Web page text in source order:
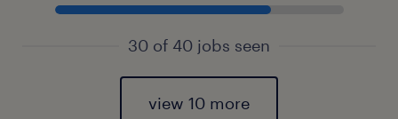
30 of 40 jobs seen
view 10 more